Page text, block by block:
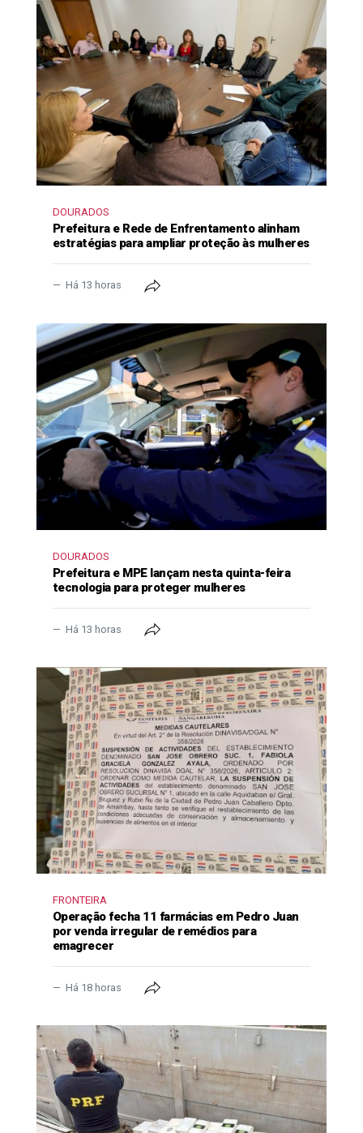
DOURADOS
Prefeitura e Rede de Enfrentamento alinham
estratégias para ampliar proteção às mulheres
Há 13 horas
DOURADOS
Prefeitura e MPE lançam nesta quinta-feira
tecnologia para proteger mulheres
Há 13 horas
FRONTEIRA
Operação fecha 11 farmácias em Pedro Juan
por venda irregular de remédios para
emagrecer
Há 18 horas